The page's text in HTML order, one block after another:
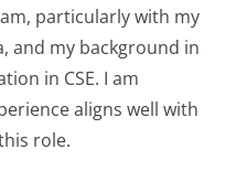
particularly with my
and my background in
in CSE. I am
aligns well with
role.